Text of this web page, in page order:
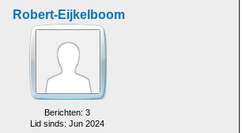
Robert-Eijkelboom
Berichten: 3
Lid sinds: Jun 2024